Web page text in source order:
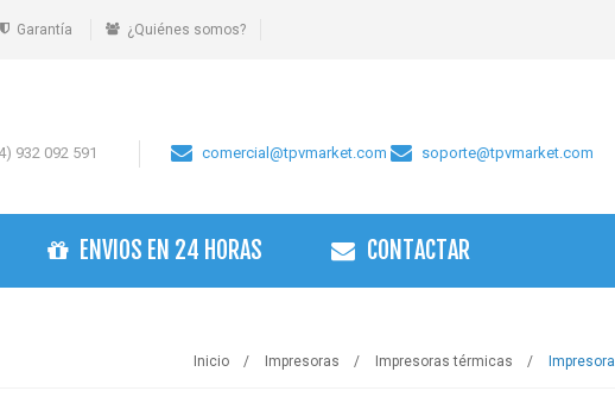
Garantía ¿Quiénes somos?
932 092 591 comercial@tpvmarket.com soporte@tpvmarket.com
ENVIOS EN 24 HORAS CONTACTAR
Inicio Impresoras Impresoras térmicas